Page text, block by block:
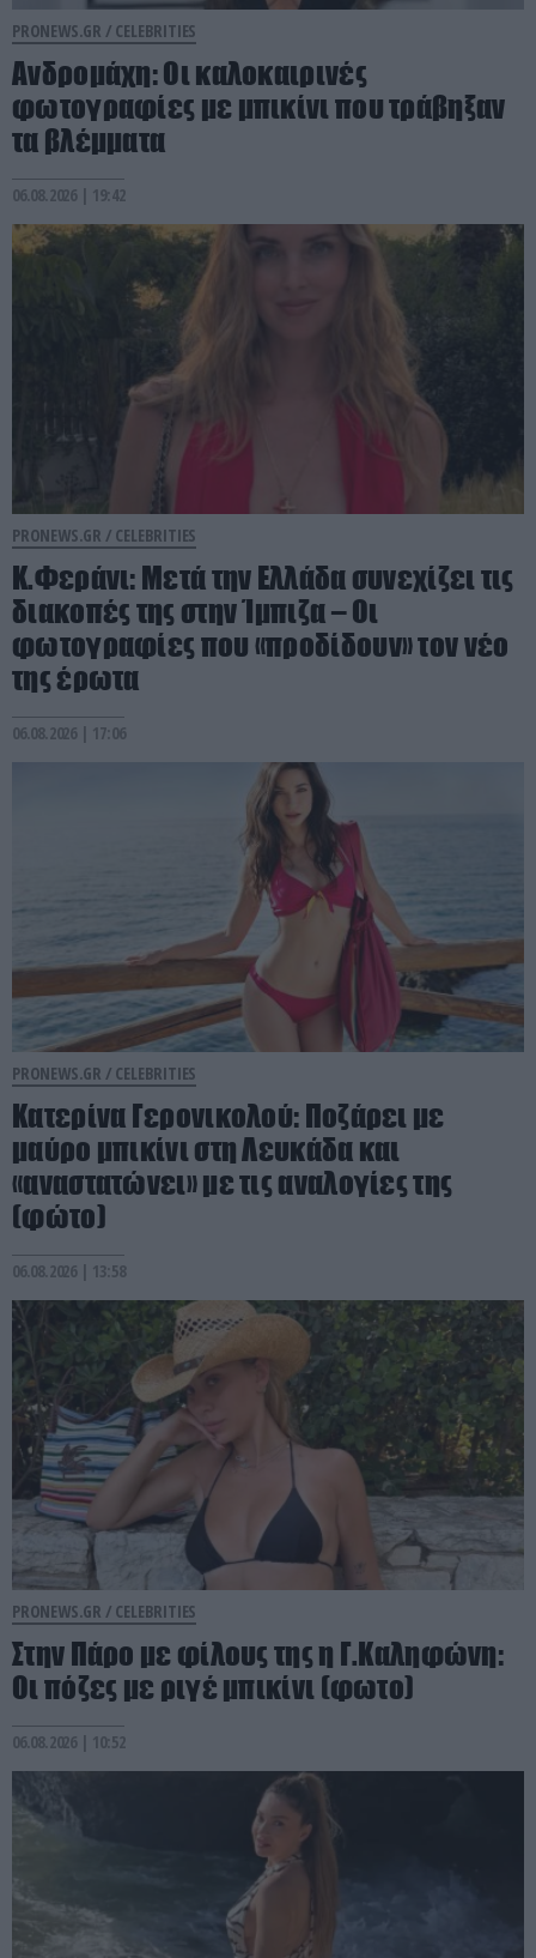
PRONEWS.GR / CELEBRITIES
Ανδρομάχη: Οι καλοκαιρινές
φωτογραφίες με μπικίνι που τράβηξαν
τα βλέμματα
06.08.2026 | 19:42
PRONEWS.GR / CELEBRITIES
Κ.Φεράνι: Μετά την Ελλάδα συνεχίζει τις
διακοπές της στην Ίμπιζα – Οι
φωτογραφίες που «προδίδουν» τον νέο
της έρωτα
06.08.2026 | 17:06
PRONEWS.GR / CELEBRITIES
Κατερίνα Γερονικολού: Ποζάρει με
μαύρο μπικίνι στη Λευκάδα και
«αναστατώνει» με τις αναλογίες της
(φώτο)
06.08.2026 | 13:58
PRONEWS.GR / CELEBRITIES
Στην Πάρο με φίλους της η Γ.Καληφώνη:
Οι πόζες με ριγέ μπικίνι (φωτο)
06.08.2026 | 10:52